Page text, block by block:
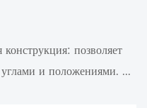
сгибать и вращать под разными углами и положениями. ...